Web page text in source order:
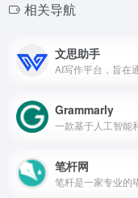
相关导航
文思助手
Grammarly
笔杆网